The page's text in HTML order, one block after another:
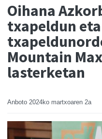
Oihana
txapeldun
Mountain
lasterketan
Anboto 2024ko martxoaren 2a